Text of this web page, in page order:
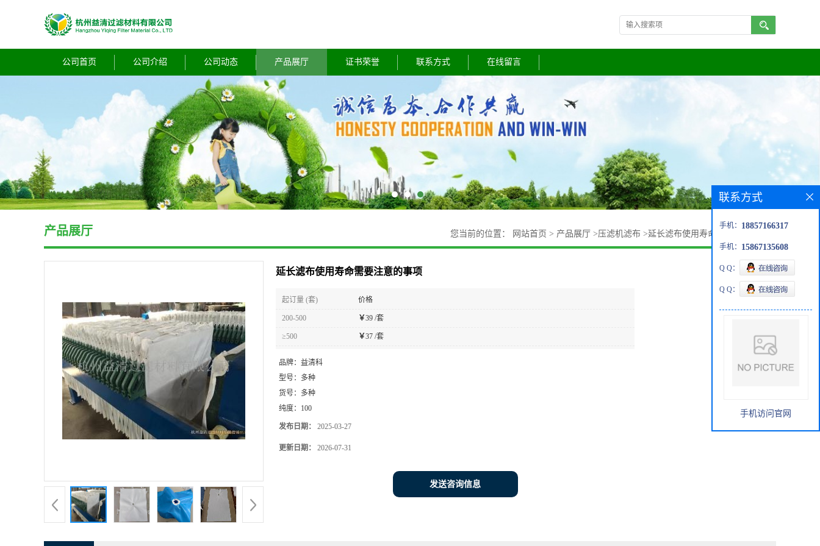
公司首页 公司介绍 公司动态 产品展厅 证书荣誉 联系方式 在线留言
产品展厅 您当前的位置： 网站首页 > 产品展厅 >压滤机滤布 >延长滤布使用寿命需要注意的事项
延长滤布使用寿命需要注意的事项
起订量 (套) 价格
200-500 ￥39 /套
≥500 ￥37 /套
品牌： 益清科
型号： 多种
货号： 多种
纯度： 100
发布日期： 2025-03-27
更新日期： 2026-07-31
发送咨询信息
联系方式
手机： 18857166317
手机： 15867135608
Q Q：
Q Q：
手机访问官网